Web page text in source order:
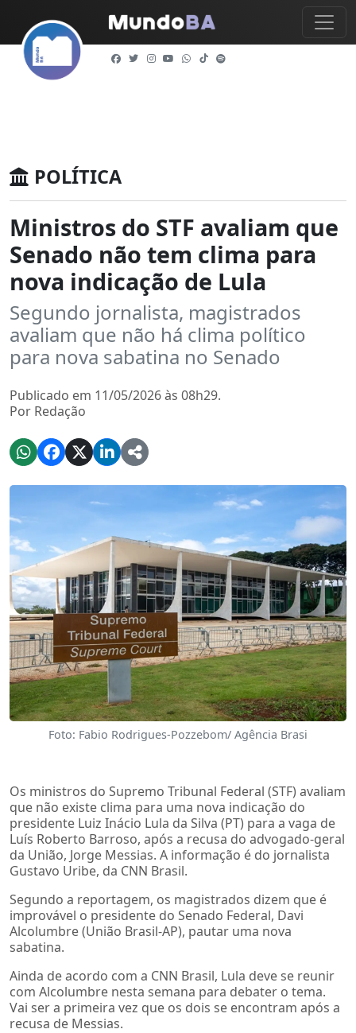
POLÍTICA
Ministros do STF avaliam que
Senado não tem clima para
nova indicação de Lula
Segundo jornalista, magistrados
avaliam que não há clima político
para nova sabatina no Senado
Publicado em 11/05/2026 às 08h29.
Por Redação
Foto: Fabio Rodrigues-Pozzebom/ Agência Brasi
Os ministros do Supremo Tribunal Federal (STF) avaliam
que não existe clima para uma nova indicação do
presidente Luiz Inácio Lula da Silva (PT) para a vaga de
Luís Roberto Barroso, após a recusa do advogado-geral
da União, Jorge Messias. A informação é do jornalista
Gustavo Uribe, da CNN Brasil.
Segundo a reportagem, os magistrados dizem que é
improvável o presidente do Senado Federal, Davi
Alcolumbre (União Brasil-AP), pautar uma nova
sabatina.
Ainda de acordo com a CNN Brasil, Lula deve se reunir
com Alcolumbre nesta semana para debater o tema.
Vai ser a primeira vez que os dois se encontram após a
recusa de Messias.